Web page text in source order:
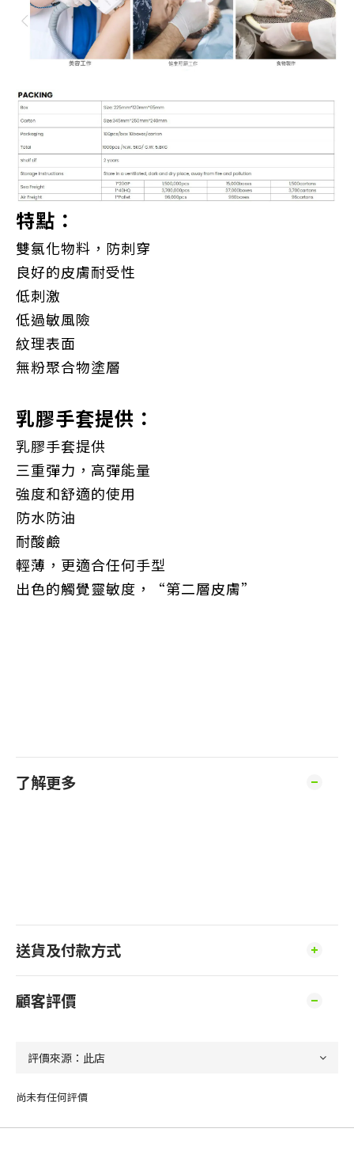
特點：
雙氯化物料，防刺穿
良好的皮膚耐受性
低刺激
低過敏風險
紋理表面
無粉聚合物塗層
乳膠手套提供：
乳膠手套提供
三重彈力，高彈能量
強度和舒適的使用
防水防油
耐酸鹼
輕薄，更適合任何手型
出色的觸覺靈敏度，“第二層皮膚”
了解更多
送貨及付款方式
顧客評價
尚未有任何評價